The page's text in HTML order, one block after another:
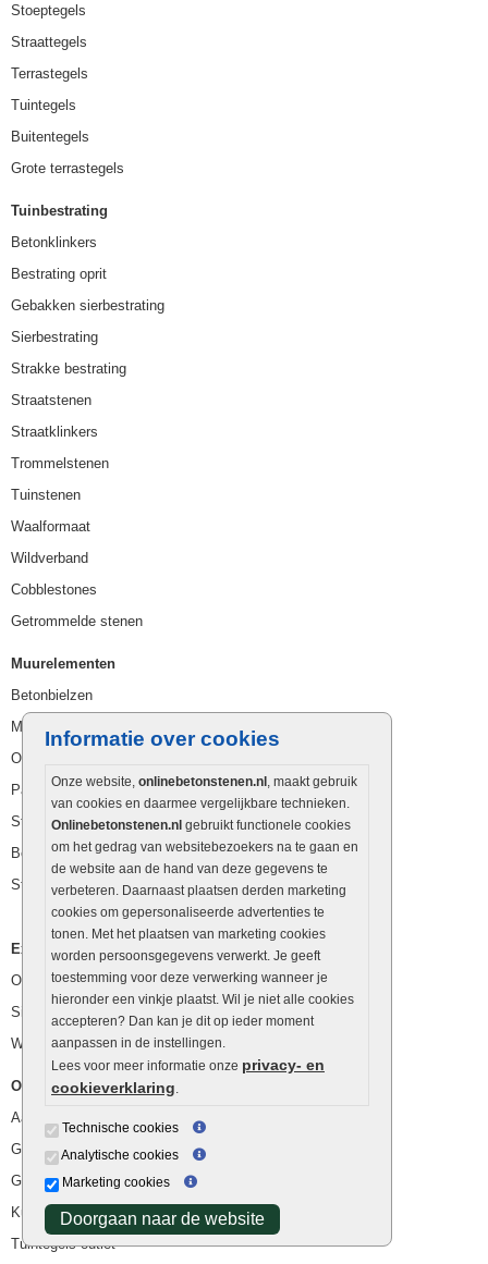
Informatie over cookies
Onze website, onlinebetonstenen.nl , maakt gebruik
van cookies en daarmee vergelijkbare technieken.
Onlinebetonstenen.nl gebruikt functionele cookies
om het gedrag van websitebezoekers na te gaan en
de website aan de hand van deze gegevens te
verbeteren. Daarnaast plaatsen derden marketing
cookies om gepersonaliseerde advertenties te
tonen. Met het plaatsen van marketing cookies
worden persoonsgegevens verwerkt. Je geeft
toestemming voor deze verwerking wanneer je
hieronder een vinkje plaatst. Wil je niet alle cookies
accepteren? Dan kan je dit op ieder moment
aanpassen in de instellingen.
Lees voor meer informatie onze privacy- en
cookieverklaring.
Technische cookies
Analytische cookies
Marketing cookies
Doorgaan naar de website
Stoeptegels
Straattegels
Terrastegels
Tuintegels
Buitentegels
Grote terrastegels
Tuinbestrating
Betonklinkers
Bestrating oprit
Gebakken sierbestrating
Sierbestrating
Strakke bestrating
Straatstenen
Straatklinkers
Trommelstenen
Tuinstenen
Waalformaat
Wildverband
Cobblestones
Getrommelde stenen
Muurelementen
Betonbielzen
Muurstenen
Opsluitbanden
Palissaden
Stapelblokken
Betonblokken
Stapelstenen
Extra benodigdheden
Ophoogzand
Siergrind en siersplit
Waterafvoer
Overig
Aanbiedingen
Goedkope bestrating
Goedkope tuintegels
Kunstgras
Tuintegels outlet